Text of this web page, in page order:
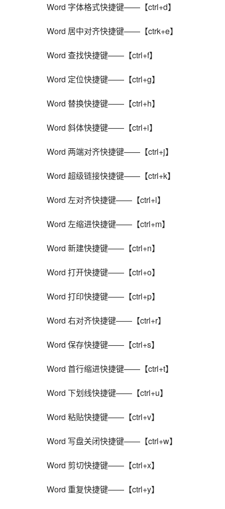
    Word 字体格式快捷键——【ctrl+d】
    Word 居中对齐快捷键——【ctrk+e】
    Word 查找快捷键——【ctrl+f】
    Word 定位快捷键——【ctrl+g】
    Word 替换快捷键——【ctrl+h】
    Word 斜体快捷键——【ctrl+i】
    Word 两端对齐快捷键——【ctrl+j】
    Word 超级链接快捷键——【ctrl+k】
    Word 左对齐快捷键——【ctrl+l】
    Word 左缩进快捷键——【ctrl+m】
    Word 新建快捷键——【ctrl+n】
    Word 打开快捷键——【ctrl+o】
    Word 打印快捷键——【ctrl+p】
    Word 右对齐快捷键——【ctrl+r】
    Word 保存快捷键——【ctrl+s】
    Word 首行缩进快捷键——【ctrl+t】
    Word 下划线快捷键——【ctrl+u】
    Word 粘贴快捷键——【ctrl+v】
    Word 写盘关闭快捷键——【ctrl+w】
    Word 剪切快捷键——【ctrl+x】
    Word 重复快捷键——【ctrl+y】